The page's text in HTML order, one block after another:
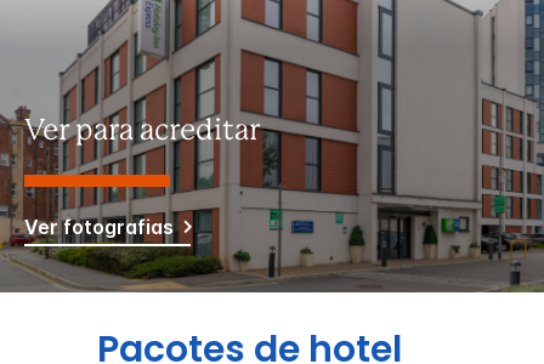
Ver para acreditar
Ver fotografias
Pacotes de hotel